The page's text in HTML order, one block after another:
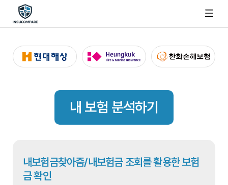
내 보험 분석하기
내보험금찾아줌/내보험금 조회를 활용한 보험
금 확인